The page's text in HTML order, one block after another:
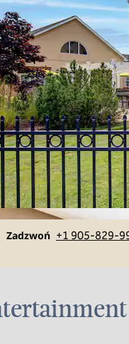
Zadzwoń
Rozmowa +1 905-829-